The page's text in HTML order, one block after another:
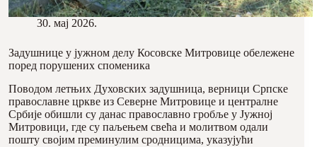
30. мај 2026.
Задушнице у јужном делу Косовске Митровице обележене
поред порушених споменика
Поводом летњих Духовских задушница, верници Српске
православне цркве из Северне Митровице и централне
Србије обишли су данас православно гробље у Јужној
Митровици, где су паљењем свећа и молитвом одали
пошту својим преминулим сродницима, указујући